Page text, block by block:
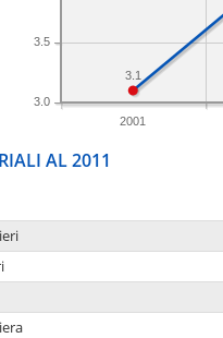
2001
3.0
3.5
3.1
AL 2011